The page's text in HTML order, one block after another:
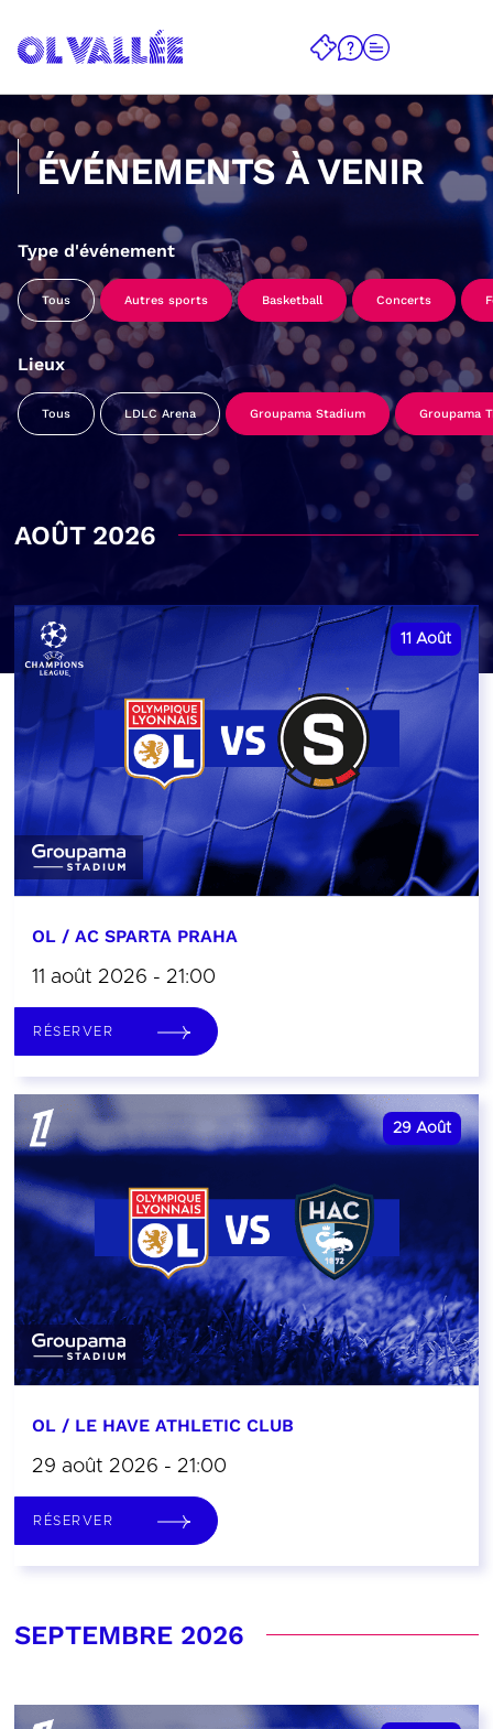
ÉVÉNEMENTS À VENIR
Type d'événement
Tous Autres sports Basketball Concerts
Lieux
Tous LDLC Arena Groupama Stadium Groupama
AOÛT 2026
11 Août
OL / AC SPARTA PRAHA
11 août 2026 - 21:00
RÉSERVER
29 Août
OL / LE HAVE ATHLETIC CLUB
29 août 2026 - 21:00
RÉSERVER
SEPTEMBRE 2026